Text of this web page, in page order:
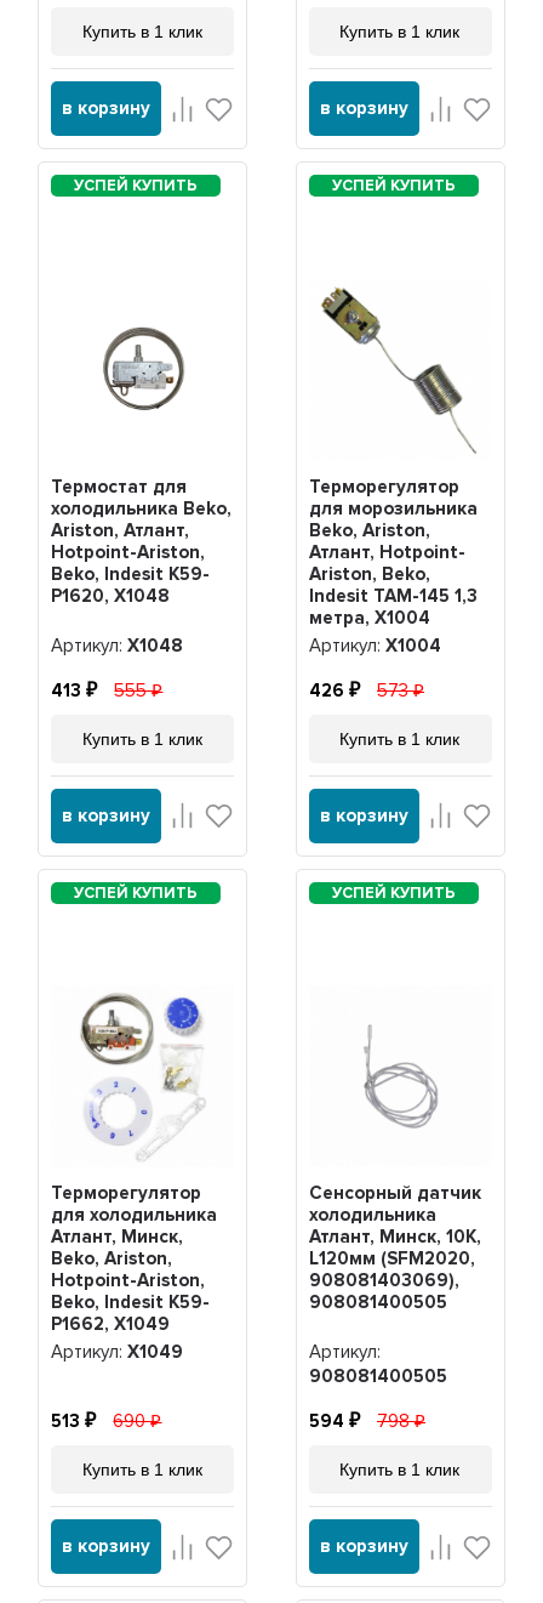
Купить в 1 клик
в корзину
Купить в 1 клик
в корзину
Термостат для
холодильника Beko,
Ariston, Атлант,
Hotpoint-Ariston,
Beko, Indesit K59-
P1620, Х1048
Артикул:Х1048
413 555
Купить в 1 клик
в корзину
Терморегулятор
для морозильника
Beko, Ariston,
Атлант, Hotpoint-
Ariston, Beko,
Indesit ТАМ-145 1,3
метра, Х1004
Артикул: Х1004
426 573
Купить в 1 клик
в корзину
Терморегулятор
для холодильника
Атлант, Минск,
Beko, Ariston,
Hotpoint-Ariston,
Beko, Indesit K59-
P1662, Х1049
Артикул:Х1049
513 690
Купить в 1 клик
в корзину
Сенсорный датчик
холодильника
Атлант, Минск, 10К,
L120мм (SFM2020,
908081403069),
908081400505
Артикул:
908081400505
594 798
Купить в 1 клик
в корзину